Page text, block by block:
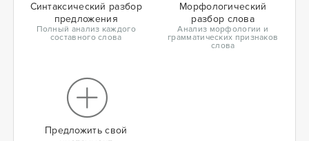
Синтаксический разбор
предложения
Полный анализ каждого
составного слова
Морфологический
разбор слова
Анализ морфологии и
грамматических признаков
слова
Предложить свой